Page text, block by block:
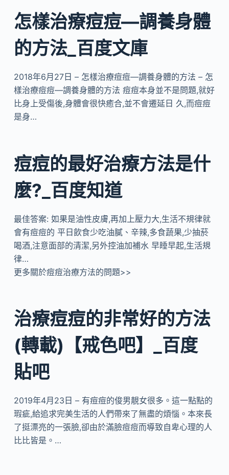
怎樣治療痘痘—調養身體
的方法_百度文庫
2018年6月27日 – 怎樣治療痘痘—調養身體的方法 – 怎
樣治療痘痘—調養身體的方法 痘痘本身並不是問題,就好
比身上受傷後,身體會很快癒合,並不會遷延日 久,而痘痘
是身…
痘痘的最好治療方法是什
麼?_百度知道
最佳答案: 如果是油性皮膚,再加上壓力大,生活不規律就
會有痘痘的 平日飲食少吃油膩、辛辣,多食蔬果,少抽菸
喝酒,注意面部的清潔,另外控油加補水 早睡早起,生活規
律…
更多關於痘痘治療方法的問題>>
治療痘痘的非常好的方法
(轉載)【戒色吧】_百度
貼吧
2019年4月23日 – 有痘痘的俊男靚女很多。這一點點的
瑕疵,給追求完美生活的人們帶來了無盡的煩惱。本來長
了挺漂亮的一張臉,卻由於滿臉痘痘而導致自卑心理的人
比比皆是。…